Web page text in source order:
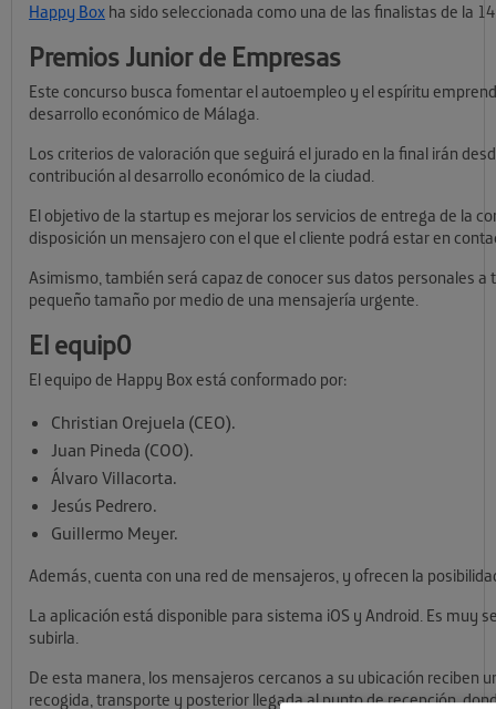
Happy Box ha sido seleccionada como una de las finalistas de la
Premios Junior de Empresas
Este concurso busca fomentar el autoempleo y el espíritu
desarrollo económico de Málaga.
Los criterios de valoración que seguirá el jurado en la final irán
contribución al desarrollo económico de la ciudad.
El objetivo de la startup es mejorar los servicios de entrega de la
disposición un mensajero con el que el cliente podrá estar en
Asimismo, también será capaz de conocer sus datos personales
pequeño tamaño por medio de una mensajería urgente.
El equip0
El equipo de Happy Box está conformado por:
Christian Orejuela (CEO).
Juan Pineda (COO).
Álvaro Villacorta.
Jesús Pedrero.
Guillermo Meyer.
Además, cuenta con una red de mensajeros, y ofrecen la
La aplicación está disponible para sistema iOS y Android. Es muy
subirla.
De esta manera, los mensajeros cercanos a su ubicación reciben
recogida, transporte y posterior llegada al punto de recepción,